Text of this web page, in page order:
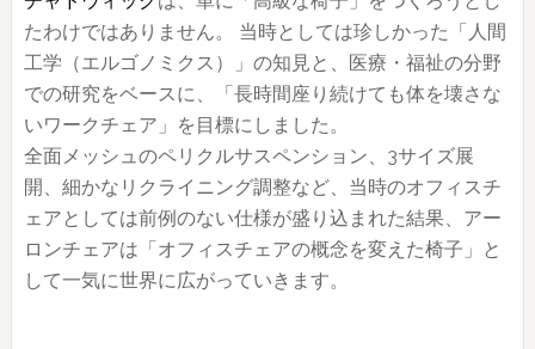
たわけではありません。 当時としては珍しかった「人間
工学（エルゴノミクス）」の知見と、医療・福祉の分野
での研究をベースに、「長時間座り続けても体を壊さな
いワークチェア」を目標にしました。
全面メッシュのペリクルサスペンション、3サイズ展
開、細かなリクライニング調整など、当時のオフィスチ
ェアとしては前例のない仕様が盛り込まれた結果、アー
ロンチェアは「オフィスチェアの概念を変えた椅子」と
して一気に世界に広がっていきます。